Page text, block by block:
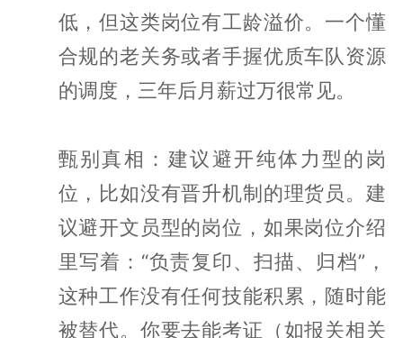
低，但这类岗位有工龄溢价。一个懂
合规的老关务或者手握优质车队资源
的调度，三年后月薪过万很常见。
甄别真相：建议避开纯体力型的岗
位，比如没有晋升机制的理货员。建
议避开文员型的岗位，如果岗位介绍
里写着：“负责复印、扫描、归档”，
这种工作没有任何技能积累，随时能
被替代。你要去能考证（如报关相关